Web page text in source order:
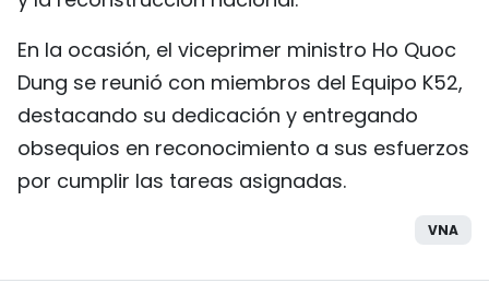
En la ocasión, el viceprimer ministro Ho Quoc
Dung se reunió con miembros del Equipo K52,
destacando su dedicación y entregando
obsequios en reconocimiento a sus esfuerzos
por cumplir las tareas asignadas.
VNA